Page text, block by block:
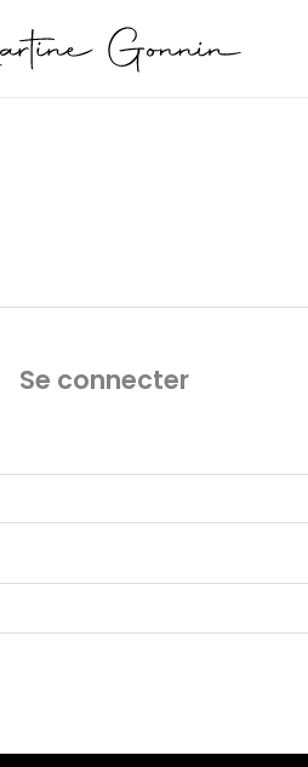
Se connecter